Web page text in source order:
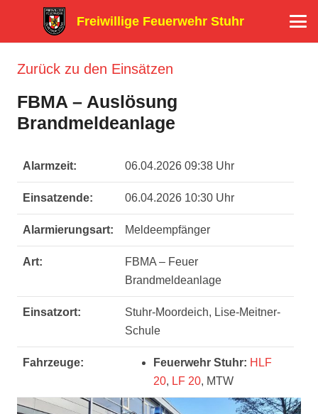
Freiwillige Feuerwehr Stuhr
Zurück zu den Einsätzen
FBMA – Auslösung
Brandmeldeanlage
Alarmzeit: 06.04.2026 09:38 Uhr
Einsatzende: 06.04.2026 10:30 Uhr
Alarmierungsart: Meldeempfänger
Art:
FBMA – Feuer
Brandmeldeanlage
Einsatzort:
Stuhr-Moordeich, Lise-Meitner-
Schule
Fahrzeuge: Feuerwehr Stuhr: HLF
20, LF 20, MTW